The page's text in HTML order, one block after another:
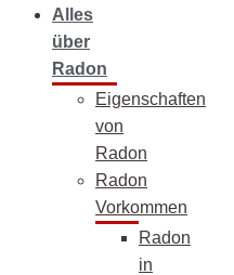
Alles
über
Radon
Eigenschaften
von
Radon
Radon
Vorkommen
Radon
in